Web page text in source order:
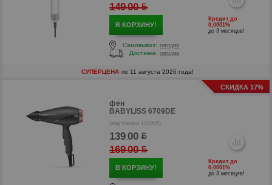
149.00
В КОРЗИНУ!
Кредит до
0,0001%
до 3 месяцев!
Самовывоз: сегодня
Доставка: сегодня
СУПЕРЦЕНА по 11 августа 2026 года!
СКИДКА 17%
фен
BABYLISS 6709DE
(код товара 144905)
139.00
169.00
В КОРЗИНУ!
Кредит до
0,0001%
до 3 месяцев!